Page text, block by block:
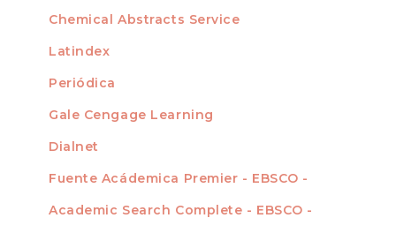
For Librarians
Chemical Abstracts Service
Latindex
Periódica
Gale Cengage Learning
Dialnet
Fuente Acádemica Premier - EBSCO -
Academic Search Complete - EBSCO -